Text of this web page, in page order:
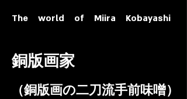
The world of Miira Kobayashi
​銅版画家
​（銅版画の二刀流手前味噌）